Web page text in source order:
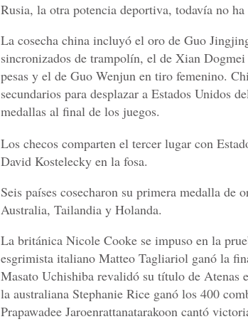
Rusia, la otra potencia deportiva, todavía no ha
La cosecha china incluyó el oro de Guo
sincronizados de trampolín, el de Xian
pesas y el de Guo Wenjun en tiro femenino.
secundarios para desplazar a Estados Unidos
medallas al final de los juegos.
Los checos comparten el tercer lugar con
David Kostelecky en la fosa.
Seis países cosecharon su primera medalla de
Australia, Tailandia y Holanda.
La británica Nicole Cooke se impuso en la
esgrimista italiano Matteo Tagliariol ganó la
Masato Uchishiba revalidó su título de
la australiana Stephanie Rice ganó los 400
Prapawadee Jaroenrattanatarakoon cantó